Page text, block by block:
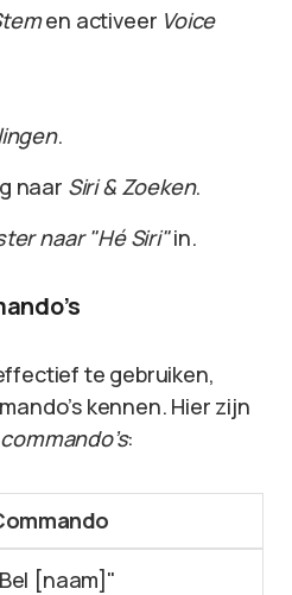
en activeer Voice
.
naar Siri & Zoeken.
naar "Hé Siri"in.
te gebruiken,
kennen. Hier zijn
:
[naam]"